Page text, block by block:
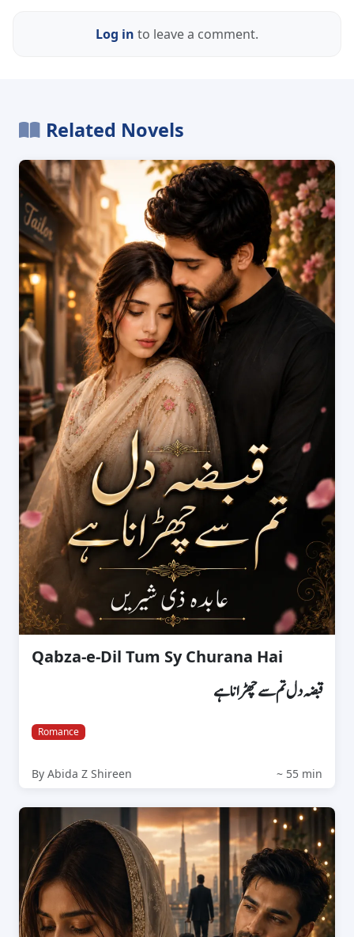
Log in to leave a comment.
Related Novels
Qabza-e-Dil Tum Sy Churana Hai
قبضہ دل تم سے چھڑانا ہے
Romance
By Abida Z Shireen ~ 55 min